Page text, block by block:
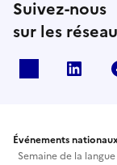
Suivez-nous
sur les
Événements
Semaine de la